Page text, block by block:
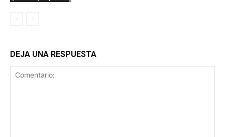
DEJA UNA RESPUESTA